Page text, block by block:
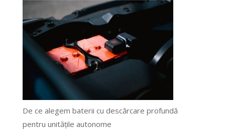
De ce alegem baterii cu descărcare profundă
pentru unitățile autonome